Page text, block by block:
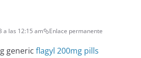
a las 12:15 am Enlace permanente
generic flagyl 200mg pills